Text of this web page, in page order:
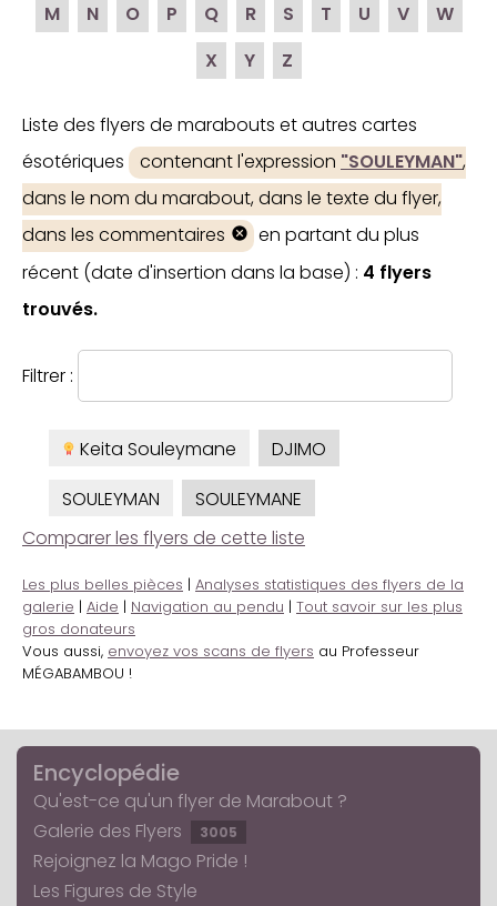
M
N O P Q R S T U V
W
X
Y Z
Liste des flyers de marabouts et autres cartes
ésotériques
contenant l'expression "SOULEYMAN",
dans le nom du marabout, dans le texte du flyer,
dans les commentaires
en partant du plus
récent (date d'insertion dans la base) : 4 flyers
trouvés.
Filtrer :
Keita Souleymane
DJIMO
SOULEYMAN
SOULEYMANE
Comparer les flyers de cette liste
Les plus belles pièces | Analyses statistiques des flyers de la
galerie | Aide | Navigation au pendu | Tout savoir sur les plus
gros donateurs
Vous aussi, envoyez vos scans de flyers au Professeur
MÉGABAMBOU !
Encyclopédie
Qu'est-ce qu'un flyer de Marabout ?
Galerie des Flyers
3005
Rejoignez la Mago Pride !
Les Figures de Style